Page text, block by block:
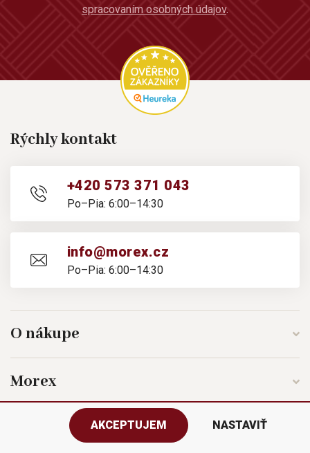
spracovaním osobných údajov.
Rýchly kontakt
+420 573 371 043
Po–Pia: 6:00–14:30
info@morex.cz
Po–Pia: 6:00–14:30
O nákupe
Morex
Sledujte nás
AKCEPTUJEM NASTAVIŤ